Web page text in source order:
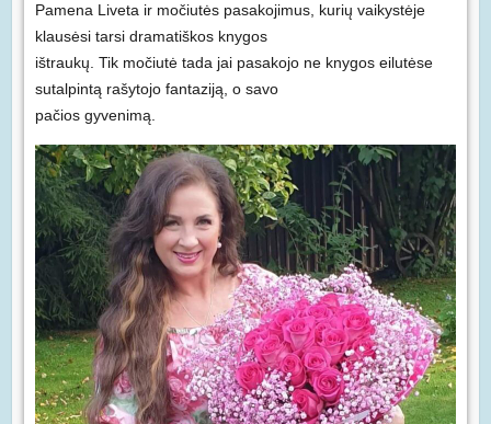
Pamena Liveta ir močiutės pasakojimus, kurių vaikystėje
klausėsi tarsi dramatiškos knygos
ištraukų. Tik močiutė tada jai pasakojo ne knygos eilutėse
sutalpintą rašytojo fantaziją, o savo
pačios gyvenimą.